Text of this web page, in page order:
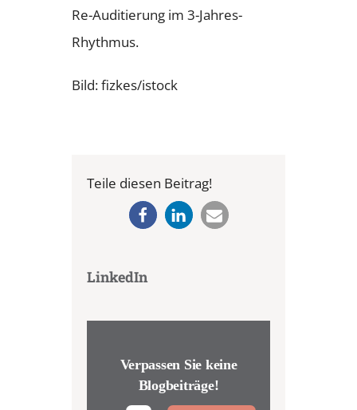
Re-Auditierung im 3-Jahres-
Rhythmus.
Bild: fizkes/istock
Teile diesen Beitrag!
LinkedIn
Verpassen Sie keine
Blogbeiträge!